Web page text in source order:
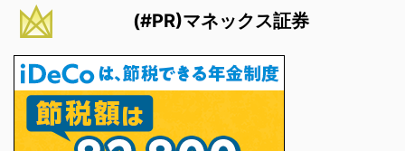
(#PR)マネックス証券